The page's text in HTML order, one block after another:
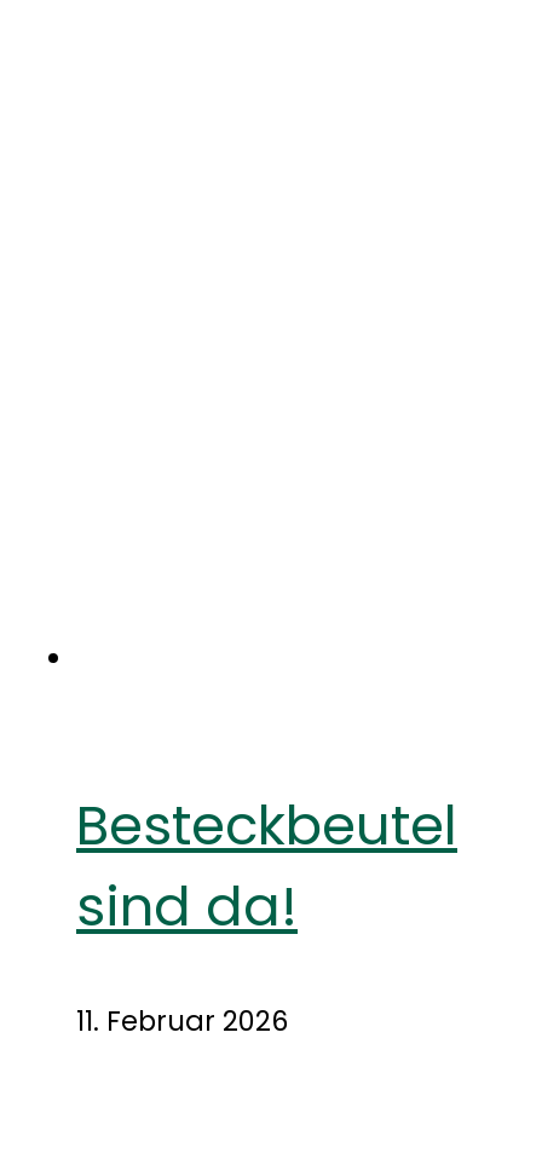
Besteckbeutel
sind da!
11. Februar 2026